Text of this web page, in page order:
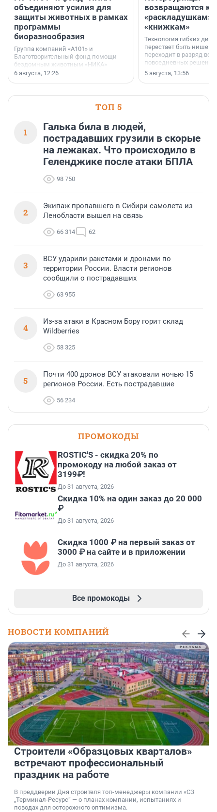
объединяют усилия для
защиты животных в рамках
программы
биоразнообразия
Группа компаний «А101» и
Благотворительный фонд помощи
бездомным животным «НИКА»
заключили соглашение о
6 августа, 12:26
возвращаются к
«раскладушкам»
«книжкам»
Технология гибких
перестает быть
переходит в разряд
повседневных
5 августа, 13:56
ТОП 5
1
Галька била в людей,
пострадавших грузили в скорые
на лежаках. Что происходило в
Геленджике после атаки БПЛА
98 750
2
Экипаж пропавшего в Сибири самолета из
Ленобласти вышел на связь
66 314 62
3
ВСУ ударили ракетами и дронами по
территории России. Власти регионов
сообщили о пострадавших
63 955
4
Из-за атаки в Красном Бору горит склад
Wildberries
58 325
5
Почти 400 дронов ВСУ атаковали ночью 15
регионов России. Есть пострадавшие
56 234
ПРОМОКОДЫ
ROSTIC'S - скидка 20% по
промокоду на любой заказ от
3199₽!
До 31 августа, 2026
Скидка 10% на один заказ до 20 000
₽
До 31 августа, 2026
Скидка 1000 ₽ на первый заказ от
3000 ₽ на сайте и в приложении
До 31 августа, 2026
Все промокоды
НОВОСТИ КОМПАНИЙ
Строители «Образцовых кварталов»
встречают профессиональный
праздник на работе
В преддверии Дня строителя топ-менеджеры компании «СЗ
„Терминал-Ресурс“ — о планах компании, испытаниях и
поводах для осторожного оптимизма.